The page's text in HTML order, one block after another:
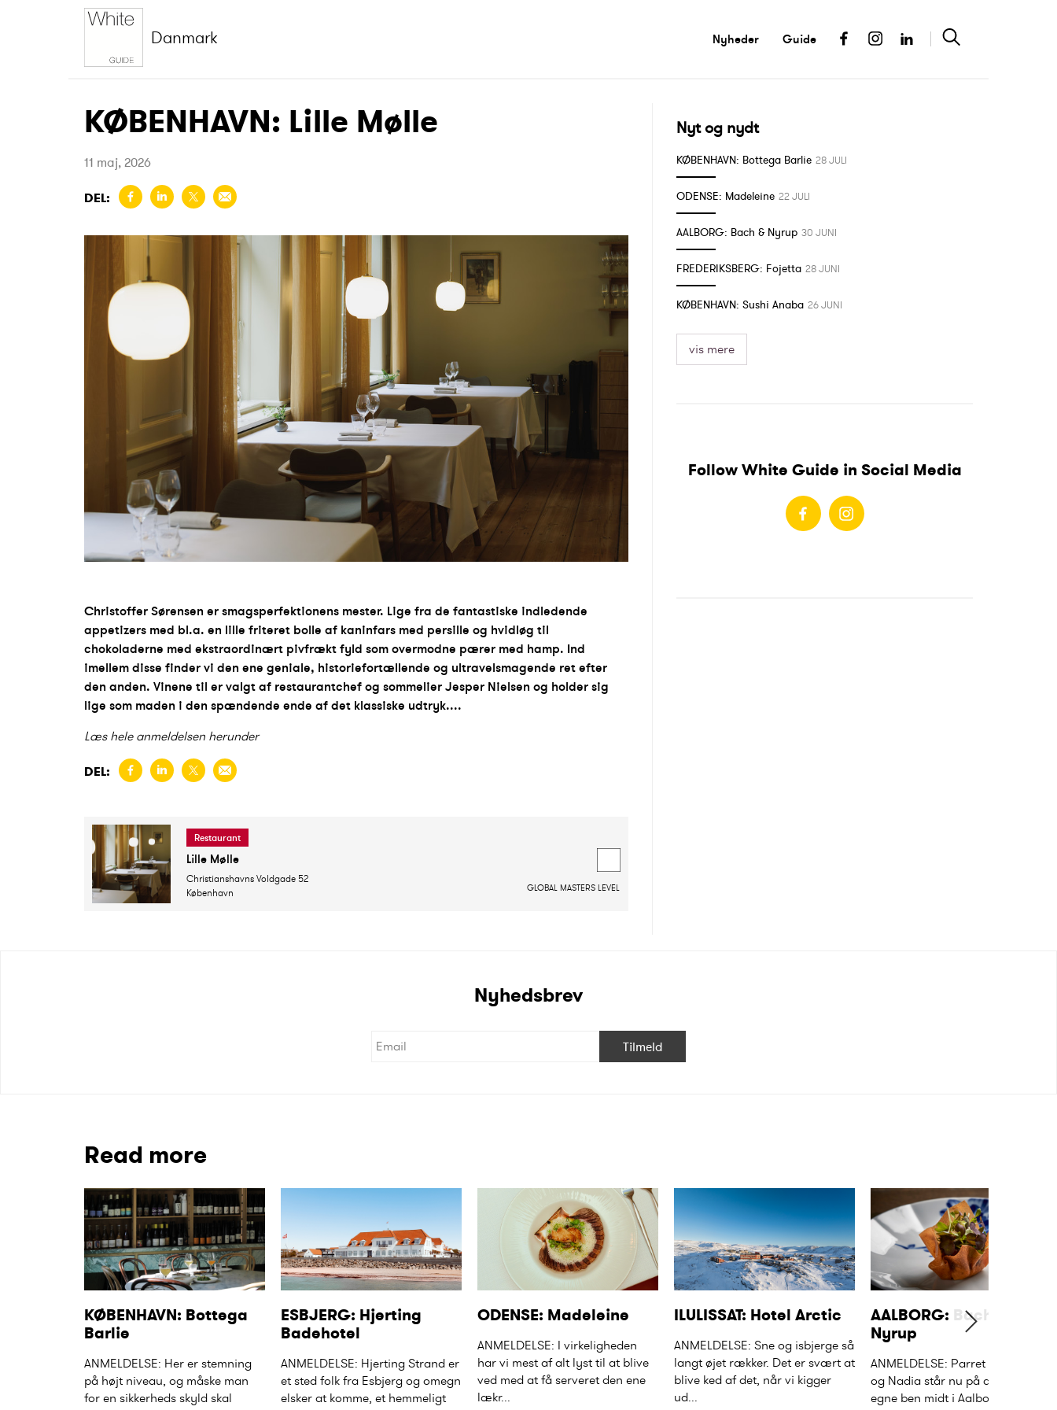
Danmark Nyheder Guide
KØBENHAVN: Lille Mølle
11 maj, 2026
DEL:
Christoffer Sørensen er smagsperfektionens mester. Lige fra de fantastiske indledende
appetizers med bl.a. en lille friteret bolle af kaninfars med persille og hvidløg til
chokoladerne med ekstraordinært pivfrækt fyld som overmodne pærer med hamp. Ind
imellem disse finder vi den ene geniale, historiefortællende og ultravelsmagende ret efter
den anden. Vinene til er valgt af restaurantchef og sommelier Jesper Nielsen og holder sig
lige som maden i den spændende ende af det klassiske udtryk....
Læs hele anmeldelsen herunder
DEL:
Restaurant
Lille Mølle
Christianshavns Voldgade 52
København
GLOBAL MASTERS LEVEL
Nyt og nydt
KØBENHAVN: Bottega Barlie 28 JULI
ODENSE: Madeleine 22 JULI
AALBORG: Bach & Nyrup 30 JUNI
FREDERIKSBERG: Fojetta 28 JUNI
KØBENHAVN: Sushi Anaba 26 JUNI
vis mere
Follow White Guide in Social Media
Nyhedsbrev
Tilmeld
Read more
KØBENHAVN: Bottega
Barlie
ANMELDELSE: Her er stemning
på højt niveau, og måske man
for en sikkerheds skyld skal
ESBJERG: Hjerting
Badehotel
ANMELDELSE: Hjerting Strand er
et sted folk fra Esbjerg og omegn
elsker at komme, et hemmeligt
ODENSE: Madeleine
ANMELDELSE: I virkeligheden
har vi mest af alt lyst til at blive
ved med at få serveret den ene
lækr...
ILULISSAT: Hotel Arctic
ANMELDELSE: Sne og isbjerge så
langt øjet rækker. Det er svært at
blive ked af det, når vi kigger
ud...
AALBORG: Bach &
Nyrup
ANMELDELSE: Parret Christian
og Nadia står nu på andet år på
egne ben midt i Aalborg, hvor de